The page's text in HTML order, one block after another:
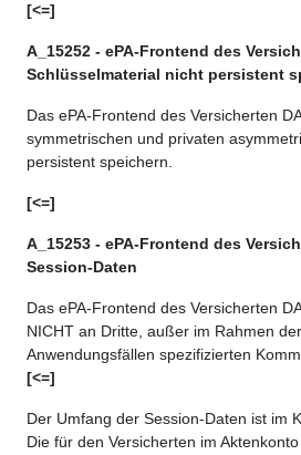
[<=]
A_15252 - ePA-Frontend des
Schlüsselmaterial nicht persistent
Das ePA-Frontend des Versicherten
symmetrischen und privaten
persistent speichern.
[<=]
A_15253 - ePA-Frontend des
Session-Daten
Das ePA-Frontend des Versicherten
NICHT an Dritte, außer im Rahmen
Anwendungsfällen spezifizierten
[<=]
Der Umfang der Session-Daten ist im
Die für den Versicherten im